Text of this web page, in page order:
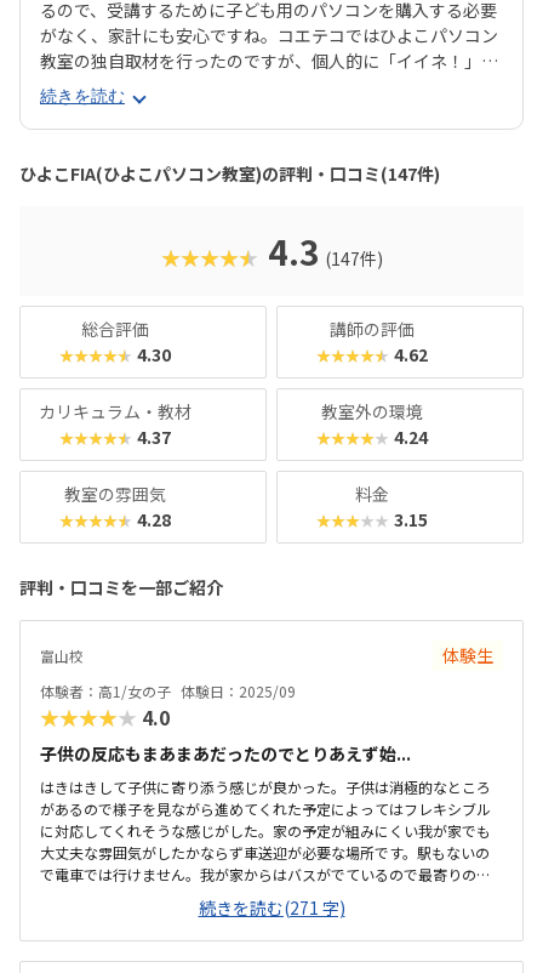
るので、受講するために子ども用のパソコンを購入する必要
がなく、家計にも安心ですね。コエテコではひよこパソコン
教室の独自取材を行ったのですが、個人的に「イイネ！」と
思ったのは資格取得が目指せるところ。なんと「ひよこFI
A」コースでは、プログラミングはもちろん、オフィスソフ
トの使い方やジュニア・プログラミング検定など、将来に生
かせるスキルも学べるのだそう！これらの資格は中学・高校
入試で内申点に加点される場合があるらしく、保護者から大
続きを読む
ひよこFIA(ひよこパソコン教室)の評判・口コミ(147件)
★★★★★ 4.3 (147件)
総合評価
★★★★★ 4.30
講師の評価
★★★★★ 4.62
カリキュラム・教材
★★★★★ 4.37
教室外の環境
★★★★★ 4.24
教室の雰囲気
★★★★★ 4.28
料金
★★★★★ 3.15
評判・口コミを一部ご紹介
富山校 体験生
体験者：高1/女の子 体験日：2025/09
★★★★★ 4.0
子供の反応もまあまあだったのでとりあえず始...
はきはきして子供に寄り添う感じが良かった。子供は消極的なところ
があるので様子を見ながら進めてくれた予定によってはフレキシブル
に対応してくれそうな感じがした。家の予定が組みにくい我が家でも
大丈夫な雰囲気がしたかならず車送迎が必要な場所です。駅もないの
で電車では行けません。我が家からはバスがでているので最寄りのバ
ス停からは10分ほど歩けばいいかなと言う感じです。思ったよりもか
なりコンパクトなスペースで授業をしています。6畳くらいのスペース
でした。思っていたよりも高い印象です。パソコン教室に通うことは
なかったので調べたいなかったのですが、、、
続きを読む(271 字)